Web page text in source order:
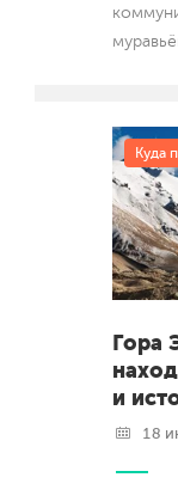
Куда
Гора
и
18